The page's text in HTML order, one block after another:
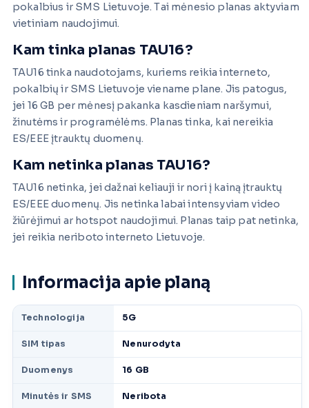
pokalbius ir SMS Lietuvoje. Tai mėnesio planas aktyviam
vietiniam naudojimui.
Kam tinka planas TAU16?
TAU16 tinka naudotojams, kuriems reikia interneto,
pokalbių ir SMS Lietuvoje viename plane. Jis patogus,
jei 16 GB per mėnesį pakanka kasdieniam naršymui,
žinutėms ir programėlėms. Planas tinka, kai nereikia
ES/EEE įtrauktų duomenų.
Kam netinka planas TAU16?
TAU16 netinka, jei dažnai keliauji ir nori į kainą įtrauktų
ES/EEE duomenų. Jis netinka labai intensyviam video
žiūrėjimui ar hotspot naudojimui. Planas taip pat netinka,
jei reikia neriboto interneto Lietuvoje.
Informacija apie planą
Technologija 5G
SIM tipas Nenurodyta
Duomenys 16 GB
Minutės ir SMS Neribota